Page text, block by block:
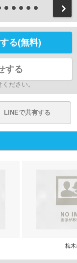
る(無料)
する
ださい。
LINEで共有する
梅木